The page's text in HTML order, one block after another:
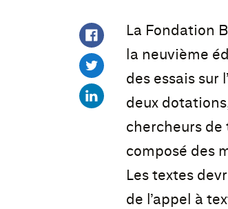
La Fondation
la neuvième
des essais sur
deux
chercheurs de
composé des
Les textes
de l’appel à